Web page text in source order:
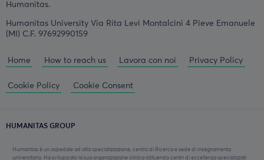
Humanitas.
Humanitas University Via Rita Levi Montalcini 4 Pieve Emanuele
(MI) C.F. 97692990159
Home How to reach us Lavora con noi Privacy Policy
Cookie Policy Cookie Consent
HUMANITAS GROUP
Humanitas è un ospedale ad alta specializzazione, centro di Ricerca e sede di insegnamento
universitario. Ha sviluppato la sua organizzazione clinica istituendo centri di eccellenza specializzati